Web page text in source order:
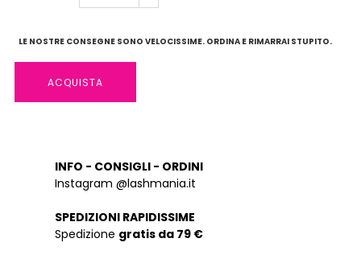
LE NOSTRE CONSEGNE SONO VELOCISSIME. ORDINA E RIMARRAI STUPITO.
ACQUISTA
INFO - CONSIGLI - ORDINI
Instagram @lashmania.it
SPEDIZIONI RAPIDISSIME
Spedizione gratis da 79 €